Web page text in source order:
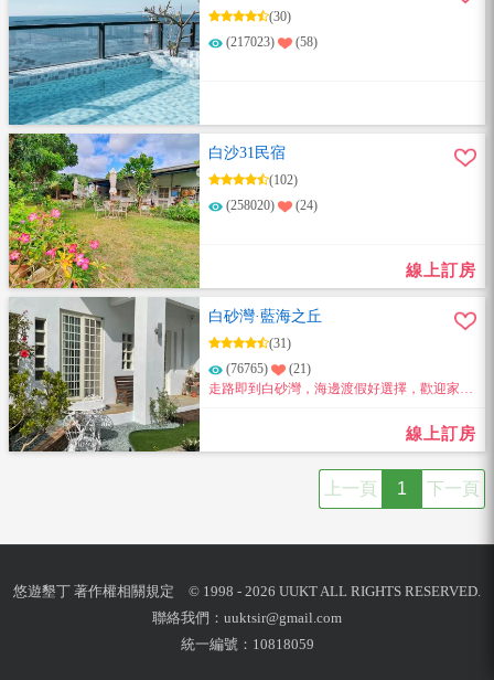
(30)
(217023)
(58)
白沙31民宿
(102)
(258020)
(24)
線上訂房
白砂灣·藍海之丘
(31)
(76765)
(21)
走路即到白砂灣，海邊渡假好選擇，歡迎家人
線上訂房
上一頁 1 下一頁
悠遊墾丁 著作權相關規定 © 1998 - 2026 UUKT ALL RIGHTS RESERVED.
聯絡我們： uuktsir@gmail.com
統一編號：10818059